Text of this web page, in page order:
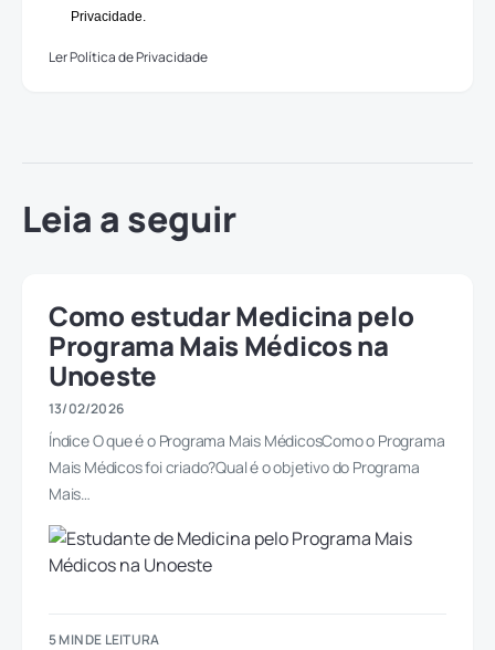
Privacidade.
Ler Política de Privacidade
Leia a seguir
Como estudar Medicina pelo
Programa Mais Médicos na
Unoeste
13/02/2026
Índice O que é o Programa Mais MédicosComo o Programa
Mais Médicos foi criado?Qual é o objetivo do Programa
Mais…
5 MIN DE LEITURA